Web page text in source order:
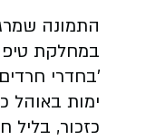
התמונה
במחלקת
'בחדרי
ימות באוהל
כזכור, בליל